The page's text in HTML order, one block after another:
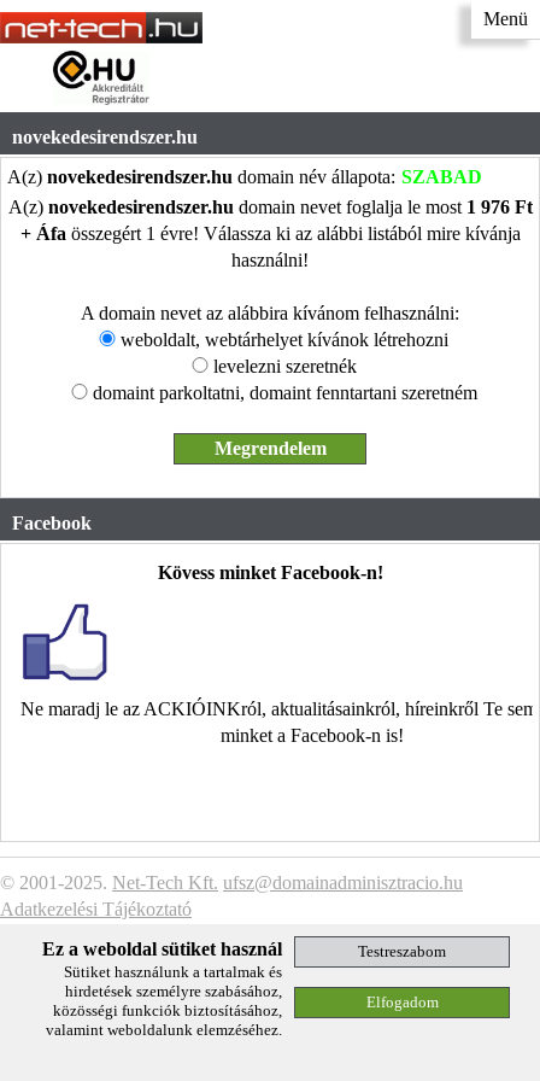
Menü
novekedesirendszer.hu
A(z) novekedesirendszer.hu domain név állapota: SZABAD
A(z) novekedesirendszer.hu domain nevet foglalja le most 1 976 Ft
+ Áfa összegért 1 évre! Válassza ki az alábbi listából mire kívánja
használni!
A domain nevet az alábbira kívánom felhasználni:
weboldalt, webtárhelyet kívánok létrehozni
levelezni szeretnék
domaint parkoltatni, domaint fenntartani szeretném
Facebook
Kövess minket Facebook-n!
Ne maradj le az ACKIÓINKról, aktualitásainkról, híreinkről Te
minket a Facebook-n is!
© 2001-2025. Net-Tech Kft. ufsz@domainadminisztracio.hu
Adatkezelési Tájékoztató
Ez a weboldal sütiket használ
Sütiket használunk a tartalmak és
hirdetések személyre szabásához,
közösségi funkciók biztosításához,
valamint weboldalunk elemzéséhez.